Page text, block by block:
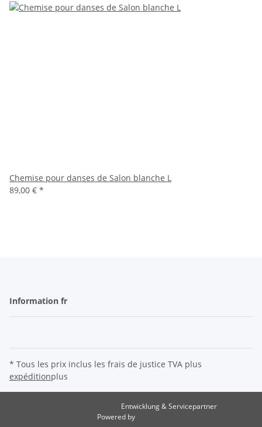
Chemise pour danses de Salon blanche L
89,00 € *
Information fr
* Tous les prix inclus les frais de justice TVA plus
expéditionplus
Entwicklung & Servicepartner
Powered by